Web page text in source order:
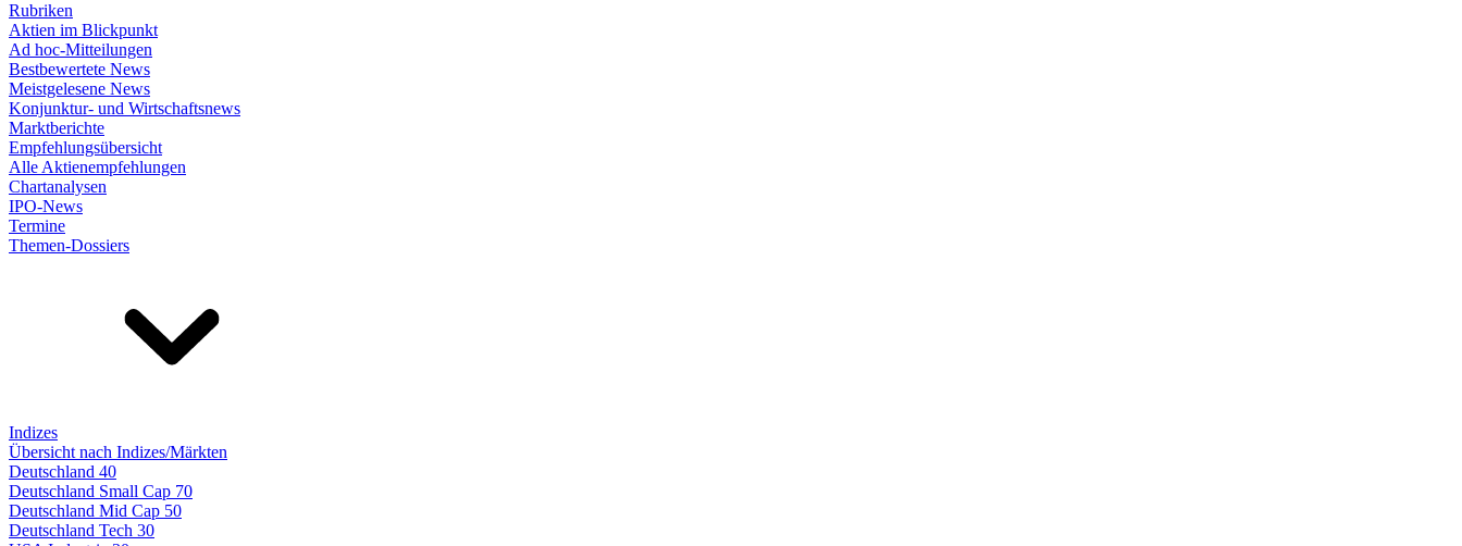
Rubriken
Aktien im Blickpunkt
Ad hoc-Mitteilungen
Bestbewertete News
Meistgelesene News
Konjunktur- und Wirtschaftsnews
Marktberichte
Empfehlungsübersicht
Alle Aktienempfehlungen
Chartanalysen
IPO-News
Termine
Themen-Dossiers
Indizes
Übersicht nach Indizes/Märkten
Deutschland 40
Deutschland Small Cap 70
Deutschland Mid Cap 50
Deutschland Tech 30